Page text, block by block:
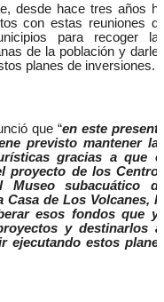
desde hace tres años
con estas reuniones
para recoger
de la población y
planes de inversiones.
que “en este
previsto mantener
gracias a que
proyecto de los
subacuático
Casa de Los Volcanes,
esos fondos que
y destinarlos
ejecutando estos